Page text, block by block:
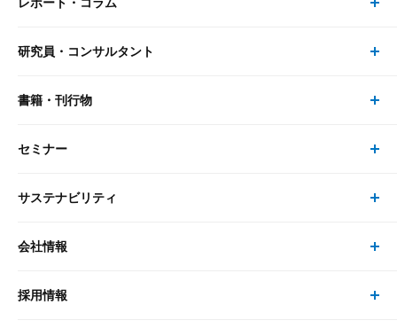
事業・ソリューション トップ
リサーチ
大和総研の強み
レポート・コラム トップ
最新のレポート・コラム
研究員・コンサルタント
研究員・コンサルタント トップ
研究員
書籍・刊行物
書籍・刊行物 トップ
書籍
セミナー
セミナー トップ
現在受付中のセミナー・イベント
サステナビリティ
サステナビリティの取り組み
次世代社会への貢献
会社情報
会社情報 トップ
採用情報